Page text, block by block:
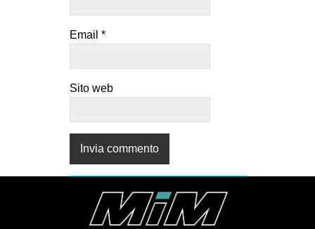
Email *
Sito web